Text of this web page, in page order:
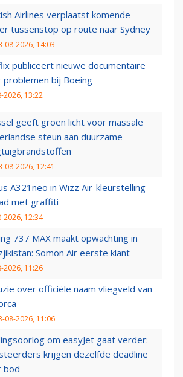
Airlines verplaatst komende
tussenstop op route naar Sydney
08-2026, 14:03
publiceert nieuwe documentaire
problemen bij Boeing
2026, 13:22
geeft groen licht voor massale
steun aan duurzame
08-2026, 12:41
A321neo in Wizz Air-kleurstelling
met graffiti
2026, 12:34
737 MAX maakt opwachting in
Somon Air eerste klant
2026, 11:26
over officiële naam vliegveld van
08-2026, 11:06
om easyJet gaat verder:
krijgen dezelfde deadline
bod